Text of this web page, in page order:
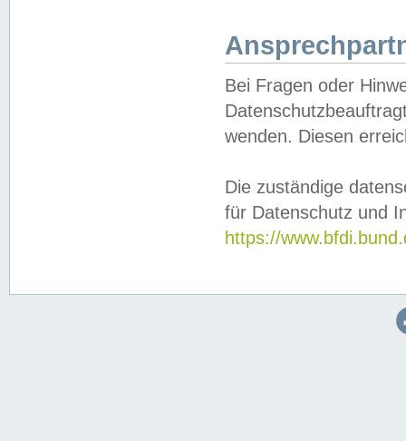
Bei Fragen oder
wenden. Diesen
Die zuständige
für Datenschutz und
https://